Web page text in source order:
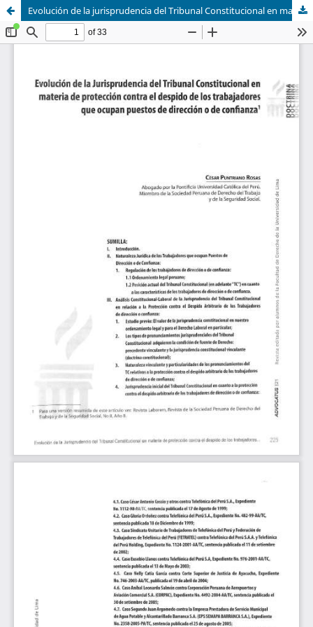
Evolución de la jurisprudencia del Tribunal Constitucional en materia de protección contra el despido de los trabajadores que ocupan puestos de dirección o de confianza